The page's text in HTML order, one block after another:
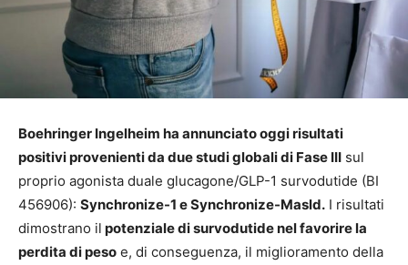
Boehringer Ingelheim ha annunciato oggi risultati
positivi provenienti da due studi globali di Fase III sul
proprio agonista duale glucagone/GLP-1 survodutide (BI
456906): Synchronize-1 e Synchronize-Masld. I risultati
dimostrano il potenziale di survodutide nel favorire la
perdita di peso e, di conseguenza, il miglioramento della